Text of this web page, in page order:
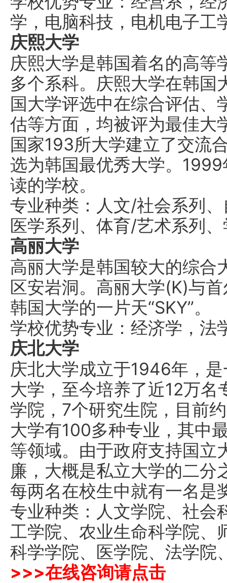
学，电脑科技，电机电子工
庆熙大学
庆熙大学是韩国着名的高等
多个系科。庆熙大学在韩国
国大学评选中在综合评估、
估等方面，均被评为最佳大
国家193所大学建立了交流
选为韩国最优秀大学。
读的学校。
专业种类：人文/社会系列
医学系列、体育/艺术系列
高丽大学
高丽大学是韩国较大的综合
区安岩洞。高丽大学(K)与
韩国大学的一片天“SKY”。
学校优势专业：经济学，法
庆北大学
庆北大学成立于1946年，
大学，至今培养了近12万
学院，7个研究生院，目前
大学有100多种专业，其中
等领域。由于政府支持国立
廉，大概是私立大学的二分
每两名在校生中就有一名是
专业种类：人文学院、社会
工学院、农业生命科学院、
科学学院、医学院、法学院
>>>在线咨询请点击